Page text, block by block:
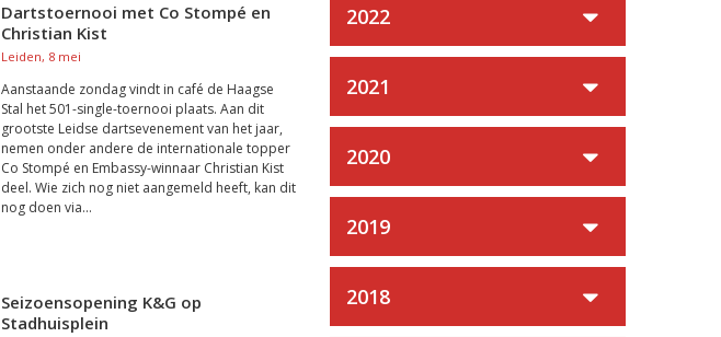
Dartstoernooi met Co Stompé en
Christian Kist
Leiden, 8 mei
Aanstaande zondag vindt in café de Haagse
Stal het 501-single-toernooi plaats. Aan dit
grootste Leidse dartsevenement van het jaar,
nemen onder andere de internationale topper
Co Stompé en Embassy-winnaar Christian Kist
deel. Wie zich nog niet aangemeld heeft, kan dit
nog doen via...
Seizoensopening K&G op
Stadhuisplein
2022
2021
2020
2019
2018